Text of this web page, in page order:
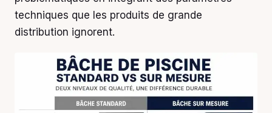
techniques que les produits de grande
distribution ignorent.